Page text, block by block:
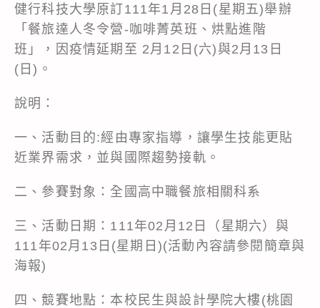
健行科技大學原訂111年1月28日(星期五)舉辦
「餐旅達人冬令營-咖啡菁英班、烘點進階
班」，因疫情延期至 2月12日(六)與2月13日
(日)。
說明：
一、活動目的:經由專家指導，讓學生技能更貼
近業界需求，並與國際趨勢接軌。
二、參賽對象：全國高中職餐旅相關科系
三、活動日期：111年02月12日（星期六）與
111年02月13日(星期日)(活動內容請參閱簡章與
海報)
四、競賽地點：本校民生與設計學院大樓(桃園